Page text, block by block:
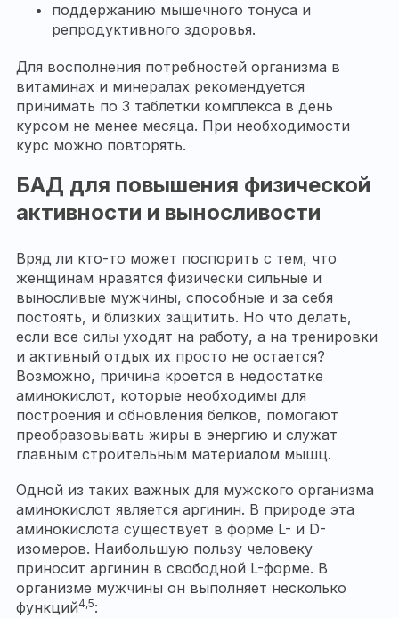
поддержанию мышечного тонуса и
репродуктивного здоровья.
Для восполнения потребностей организма в
витаминах и минералах рекомендуется
принимать по 3 таблетки комплекса в день
курсом не менее месяца. При необходимости
курс можно повторять.
БАД для повышения физической
активности и выносливости
Вряд ли кто-то может поспорить с тем, что
женщинам нравятся физически сильные и
выносливые мужчины, способные и за себя
постоять, и близких защитить. Но что делать,
если все силы уходят на работу, а на тренировки
и активный отдых их просто не остается?
Возможно, причина кроется в недостатке
аминокислот, которые необходимы для
построения и обновления белков, помогают
преобразовывать жиры в энергию и служат
главным строительным материалом мышц.
Одной из таких важных для мужского организма
аминокислот является аргинин. В природе эта
аминокислота существует в форме L- и D-
изомеров. Наибольшую пользу человеку
приносит аргинин в свободной L-форме. В
организме мужчины он выполняет несколько
функций4,5: